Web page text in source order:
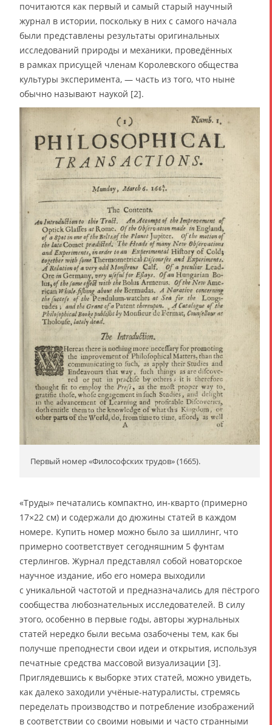
почитаются как первый и самый старый научный
журнал в истории, поскольку в них с самого начала
были представлены результаты оригинальных
исследований природы и механики, проведённых
в рамках присущей членам Королевского общества
культуры эксперимента, — часть из того, что ныне
обычно называют наукой [2].
Первый номер «Философских трудов» (1665).
«Труды» печатались компактно, ин-кварто (примерно
17×22 см) и содержали до дюжины статей в каждом
номере. Купить номер можно было за шиллинг, что
примерно соответствует сегодняшним 5 фунтам
стерлингов. Журнал представлял собой новаторское
научное издание, ибо его номера выходили
с уникальной частотой и предназначались для пёстрого
сообщества любознательных исследователей. В силу
этого, особенно в первые годы, авторы журнальных
статей нередко были весьма озабочены тем, как бы
получше преподнести свои идеи и открытия, используя
печатные средства массовой визуализации [3].
Приглядевшись к выборке этих статей, можно увидеть,
как далеко заходили учёные-натуралисты, стремясь
переделать производство и потребление изображений
в соответствии со своими новыми и часто странными